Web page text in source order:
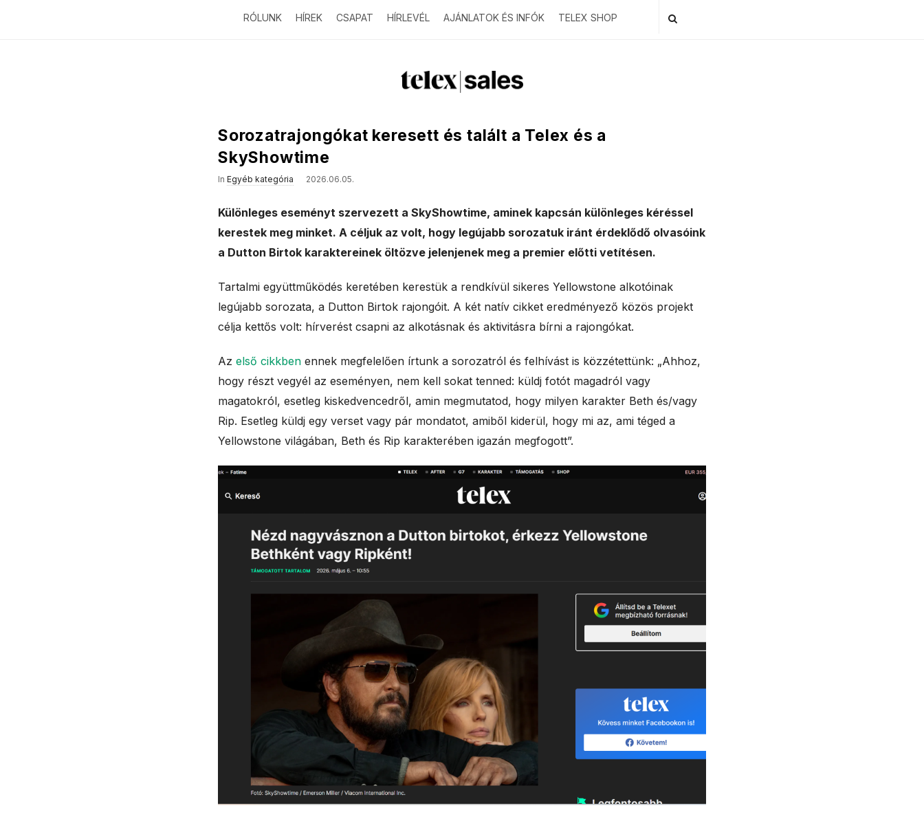
RÓLUNK HÍREK CSAPAT HÍRLEVÉL AJÁNLATOK ÉS INFÓK TELEX SHOP
T
x
s
a
l
e
s
Sorozatrajongókat keresett és talált a Telex és a
SkyShowtime
In Egyéb kategória 2026.06.05.
Különleges eseményt szervezett a SkyShowtime, aminek kapcsán különleges kéréssel
kerestek meg minket. A céljuk az volt, hogy legújabb sorozatuk iránt érdeklődő olvasóink
a Dutton Birtok karaktereinek öltözve jelenjenek meg a premier előtti vetítésen.
Tartalmi együttműködés keretében kerestük a rendkívül sikeres Yellowstone alkotóinak
legújabb sorozata, a Dutton Birtok rajongóit. A két natív cikket eredményező közös projekt
célja kettős volt: hírverést csapni az alkotásnak és aktivitásra bírni a rajongókat.
Az első cikkben ennek megfelelően írtunk a sorozatról és felhívást is közzétettünk: „Ahhoz,
hogy részt vegyél az eseményen, nem kell sokat tenned: küldj fotót magadról vagy
magatokról, esetleg kiskedvencedről, amin megmutatod, hogy milyen karakter Beth és/vagy
Rip. Esetleg küldj egy verset vagy pár mondatot, amiből kiderül, hogy mi az, ami téged a
Yellowstone világában, Beth és Rip karakterében igazán megfogott”.